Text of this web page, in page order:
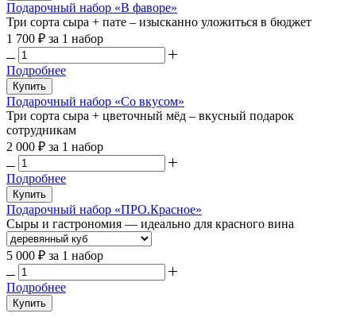
Подарочный набор «В фаворе»
Три сорта сыра + пате – изысканно уложиться в бюджет
1 700 ₽ за 1 набор
Подробнее
Купить
Подарочный набор «Со вкусом»
Три сорта сыра + цветочный мёд – вкусный подарок
сотрудникам
2 000 ₽ за 1 набор
Подробнее
Купить
Подарочный набор «ПРО.Красное»
Сыры и гастрономия — идеально для красного вина
5 000 ₽ за 1 набор
Подробнее
Купить